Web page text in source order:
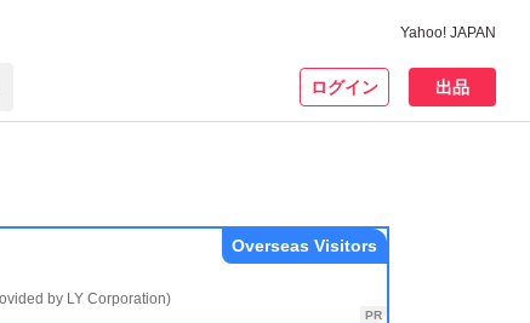
Yahoo! JAPAN
ログイン 出品
by LY Corporation)
Overseas Visitors